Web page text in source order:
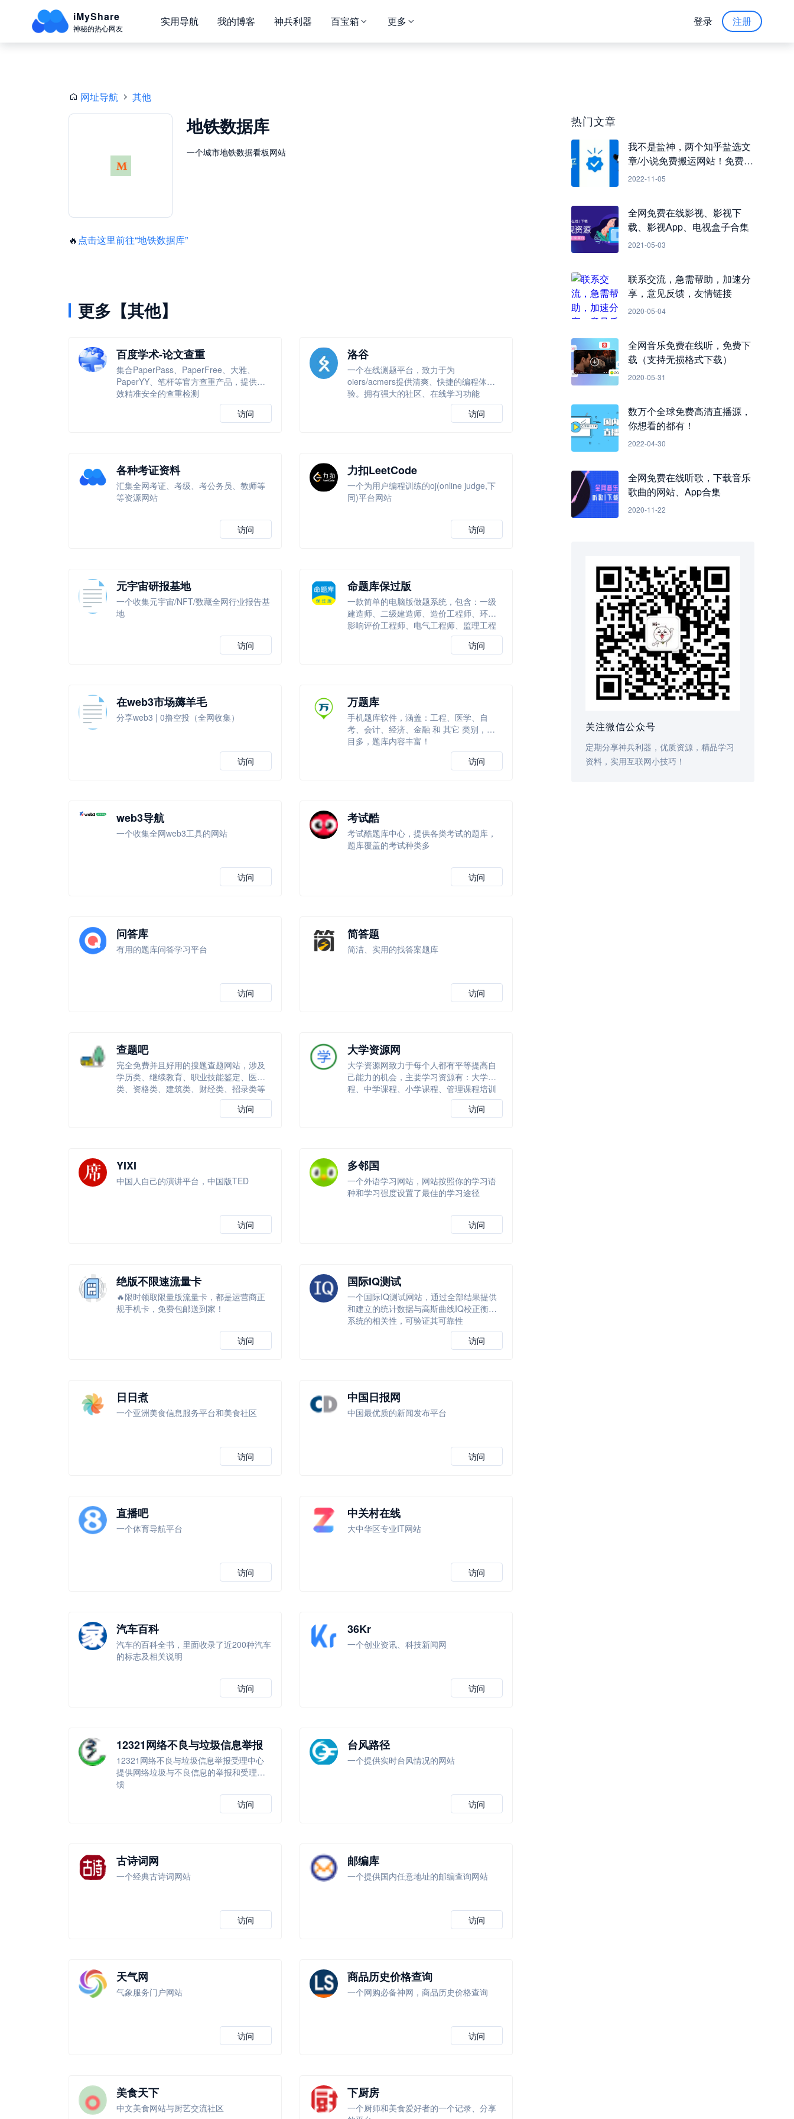
iMyShare
神秘的热心网友
实用导航 我的博客 神兵利器 百宝箱 更多 注册
登录
热门文章
我不是盐神，两个知乎盐选文
章/小说免费搬运网站！免费看
知乎小说
2022-11-05
全网免费在线影视、影视下
载、影视App、电视盒子合集
2021-05-03
联系交流，急需帮助，加速分
享，意见反馈，友情链接
2020-05-04
全网音乐免费在线听，免费下
载（支持无损格式下载）
2020-05-31
数万个全球免费高清直播源，
你想看的都有！
2022-04-30
全网免费在线听歌，下载音乐
歌曲的网站、App合集
2020-11-22
关注微信公众号
定期分享神兵利器，优质资源，精品学习
资料，实用互联网小技巧！
网址导航 其他
地铁数据库
一个城市地铁数据看板网站
🔥 点击这里前往“地铁数据库”
更多【其他】
百度学术-论文查重
集合PaperPass、PaperFree、大雅、
PaperYY、笔杆等官方查重产品，提供高
效精准安全的查重检测
访问
洛谷
一个在线测题平台，致力于为
oiers/acmers提供清爽、快捷的编程体
验。拥有强大的社区、在线学习功能
访问
各种考证资料
汇集全网考证、考级、考公务员、教师等
等资源网站
访问
力扣LeetCode
一个为用户编程训练的oj(online judge,下
同)平台网站
访问
元宇宙研报基地
一个收集元宇宙/NFT/数藏全网行业报告基
地
访问
命题库保过版
一款简单的电脑版做题系统，包含：一级
建造师、二级建造师、造价工程师、环境
影响评价工程师、电气工程师、监理工程
访问
在web3市场薅羊毛
分享web3 | 0撸空投（全网收集）
访问
万题库
手机题库软件，涵盖：工程、医学、自
考、会计、经济、金融 和 其它 类别，科
目多，题库内容丰富！
访问
web3导航
一个收集全网web3工具的网站
访问
考试酷
考试酷题库中心，提供各类考试的题库，
题库覆盖的考试种类多
访问
问答库
有用的题库问答学习平台
访问
简答题
简洁、实用的找答案题库
访问
查题吧
完全免费并且好用的搜题查题网站，涉及
学历类、继续教育、职业技能鉴定、医学
类、资格类、建筑类、财经类、招录类等
访问
大学资源网
大学资源网致力于每个人都有平等提高自
己能力的机会，主要学习资源有：大学课
程、中学课程、小学课程、管理课程培训
访问
YIXI
中国人自己的演讲平台，中国版TED
访问
多邻国
一个外语学习网站，网站按照你的学习语
种和学习强度设置了最佳的学习途径
访问
绝版不限速流量卡
🔥限时领取限量版流量卡，都是运营商正
规手机卡，免费包邮送到家！
访问
国际IQ测试
一个国际IQ测试网站，通过全部结果提供
和建立的统计数据与高斯曲线IQ校正衡量
系统的相关性，可验证其可靠性
访问
日日煮
一个亚洲美食信息服务平台和美食社区
访问
中国日报网
中国最优质的新闻发布平台
访问
直播吧
一个体育导航平台
访问
中关村在线
大中华区专业IT网站
访问
汽车百科
汽车的百科全书，里面收录了近200种汽车
的标志及相关说明
访问
36Kr
一个创业资讯、科技新闻网
访问
12321网络不良与垃圾信息举报
受理中心
12321网络不良与垃圾信息举报受理中心
提供网络垃圾与不良信息的举报和受理反
馈
访问
台风路径
一个提供实时台风情况的网站
访问
古诗词网
一个经典古诗词网站
访问
邮编库
一个提供国内任意地址的邮编查询网站
访问
天气网
气象服务门户网站
访问
商品历史价格查询
一个网购必备神网，商品历史价格查询
访问
美食天下
中文美食网站与厨艺交流社区
下厨房
一个厨师和美食爱好者的一个记录、分享